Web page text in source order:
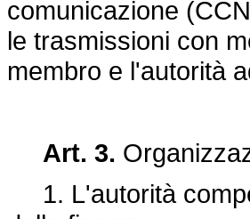
comunicazione
le trasmissioni con
membro e l'autorità
Art. 3.
1. L'autorità